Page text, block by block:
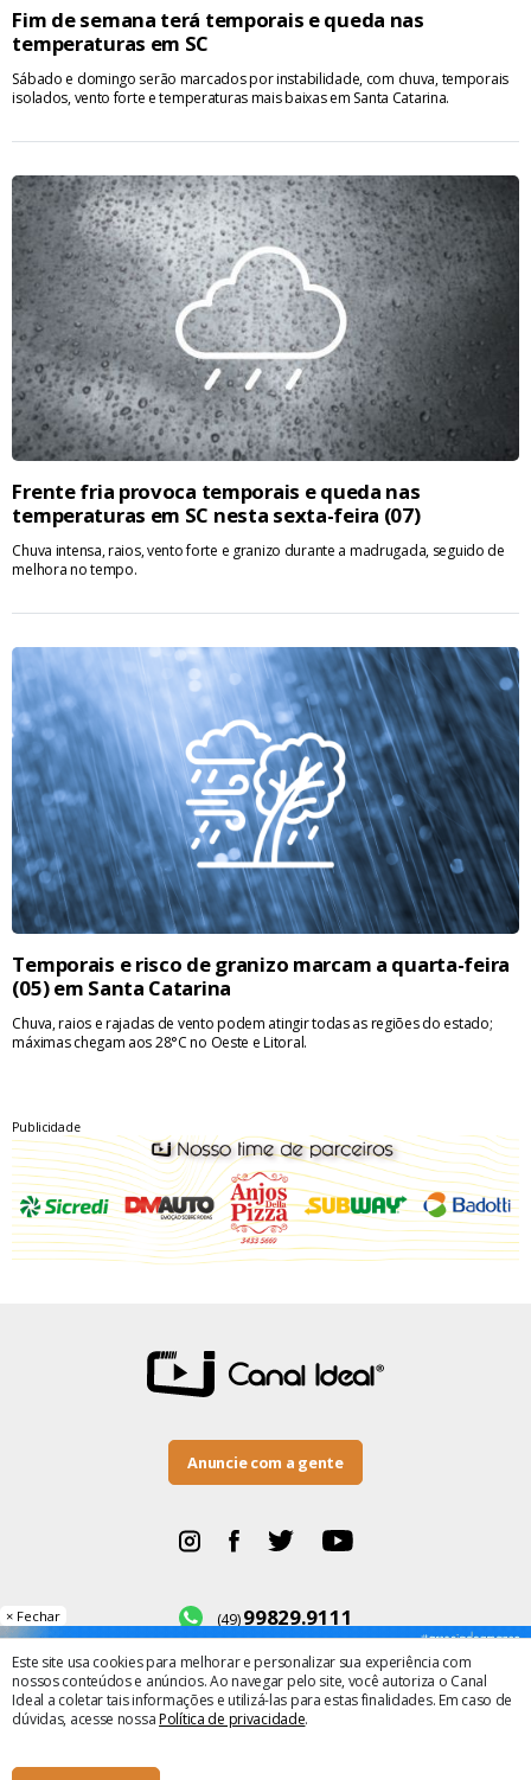
Fim de semana terá temporais e queda nas
temperaturas em SC
Sábado e domingo serão marcados por instabilidade, com chuva, temporais
isolados, vento forte e temperaturas mais baixas em Santa Catarina.
Frente fria provoca temporais e queda nas
temperaturas em SC nesta sexta-feira (07)
Chuva intensa, raios, vento forte e granizo durante a madrugada, seguido de
melhora no tempo.
Temporais e risco de granizo marcam a quarta-feira
(05) em Santa Catarina
Chuva, raios e rajadas de vento podem atingir todas as regiões do estado;
máximas chegam aos 28°C no Oeste e Litoral.
Publicidade
× Fechar
Este site usa cookies para melhorar e personalizar sua experiência com
nossos conteúdos e anúncios. Ao navegar pelo site, você autoriza o Canal
Ideal a coletar tais informações e utilizá-las para estas finalidades. Em caso de
dúvidas, acesse nossaPolítica de privacidade.
Anuncie com a gente
(49)99829.9111
BR-282, número 500
Bairro Maria Winckler